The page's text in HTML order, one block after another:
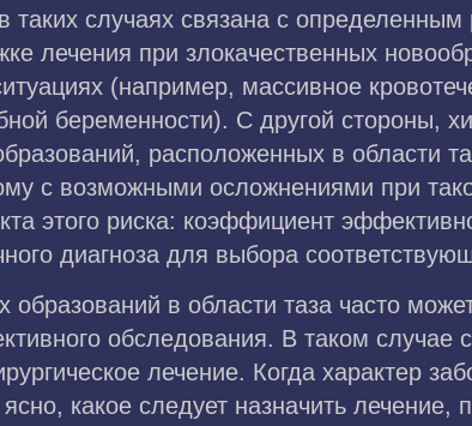
таких случаях связана с
лечения при злокачественных
(например, массивное
беременности). С другой стороны,
расположенных в области
с возможными осложнениями при
этого риска: коэффициент
диагноза для выбора
образований в области таза часто
обследования. В таком случае
лечение. Когда характер
какое следует назначить